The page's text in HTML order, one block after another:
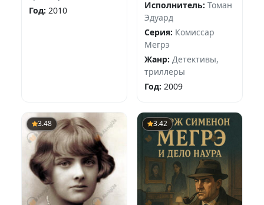
Год: 2010
Исполнитель: Томан
Эдуард
Серия: Комиссар
Мегрэ
Жанр: Детективы,
триллеры
Год: 2009
3.48 3.42